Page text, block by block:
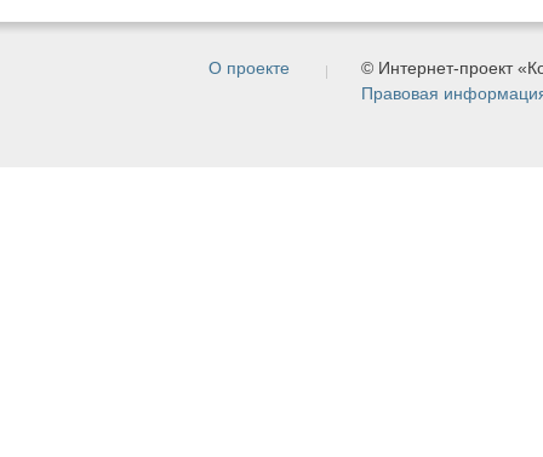
О проекте
© Интернет-проект
Правовая